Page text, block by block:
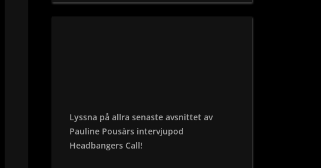
Lyssna på allra senaste avsnittet av
Pauline Pousàrs intervjupod
Headbangers Call!